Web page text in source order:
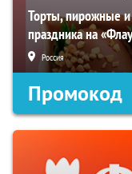
Торты, пирожные и
праздника на
Россия
Промокод